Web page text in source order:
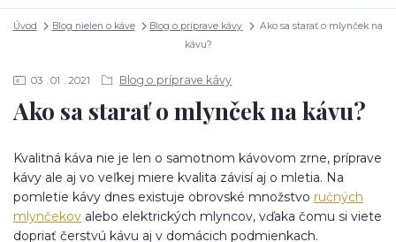
Úvod Blog nielen o káve Blog o príprave kávy
Ako sa starať o mlynček na
kávu?
03 01 2021 Blog o príprave kávy
Ako sa starať o mlynček na kávu?
Kvalitná káva nie je len o samotnom kávovom zrne, príprave
kávy ale aj vo veľkej miere kvalita závisí aj o mletia. Na
pomletie kávy dnes existuje obrovské množstvo ručných
mlynčekov alebo elektrických mlyncov, vďaka čomu si viete
dopriať čerstvú kávu aj v domácich podmienkach.